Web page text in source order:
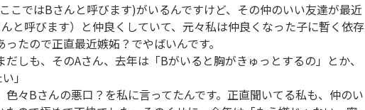
こではBさんと呼びます)がいるんですけど、その仲のいい友達が最近
と呼びます）と仲良くしていて、元々私は仲良くなった子に暫く依存
たので正直最近嫉妬？でやばいんです。
しも、そのAさん、去年は「Bがいると胸がきゅっとするの」とか、
」
色々Bさんの悪口？を私に言ってたんです。正直聞いてる私も、仲のい